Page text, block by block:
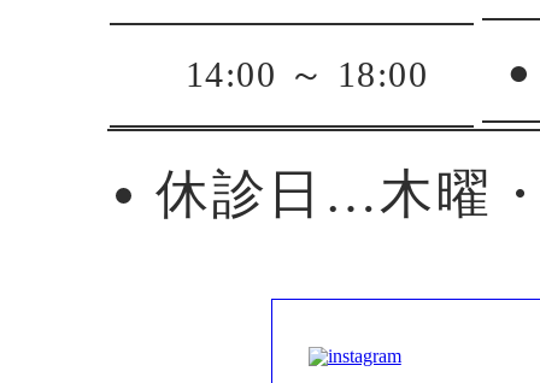
14:00 ～ 18:00 ●
休診日…木曜